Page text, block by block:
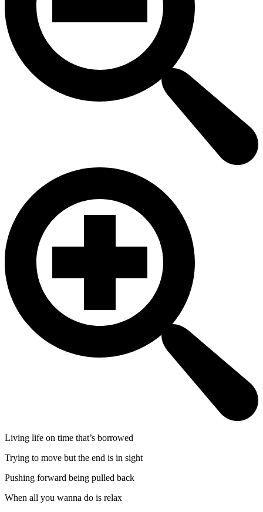
Living life on time that’s borrowed
Trying to move but the end is in sight
Pushing forward being pulled back
When all you wanna do is relax